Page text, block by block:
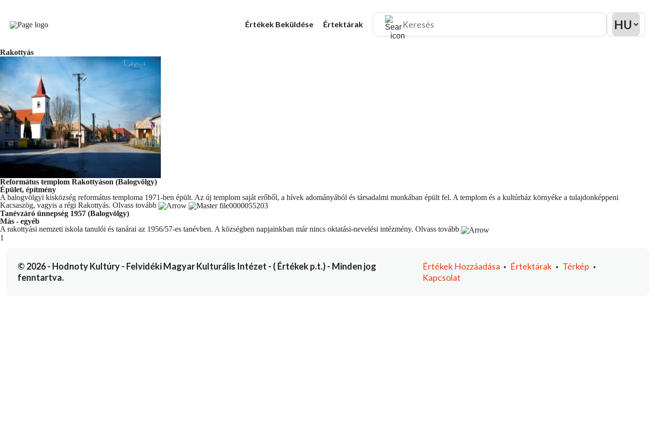
Értékek Beküldése Értektárak
Rakottyás
Református templom Rakottyáson (Balogvölgy)
Épület, építmény
A balogvölgyi kisközség református temploma 1971-ben épült. Az új templom saját erőből, a hívek adományából és társadalmi munkában épült fel. A templom és a kultúrház környéke a tulajdonképpeni
Kacsaszög, vagyis a régi Rakottyás. Olvass tovább
Tanévzáró ünnepség 1957 (Balogvölgy)
Más - egyéb
A rakottyási nemzeti iskola tanulói és tanárai az 1956/57-es tanévben. A községben napjainkban már nincs oktatási-nevelési intézmény. Olvass tovább
You're currently reading page
1
© 2026 - Hodnoty Kultúry - Felvidéki Magyar Kulturális Intézet - ( Értékek p.t.) - Minden jog
fenntartva.
Értékek Hozzáadása • Értektárak • Térkép •
Kapcsolat